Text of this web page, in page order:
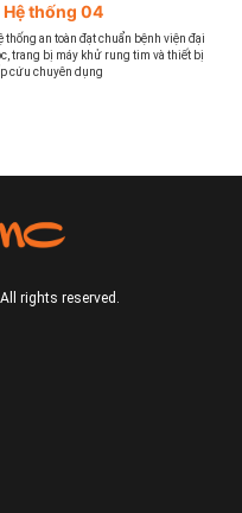
Hệ thống 04
thống an toàn đạt chuẩn bệnh viện đại
trang bị máy khử rung tim và thiết bị
cứu chuyên dụng
rights reserved.